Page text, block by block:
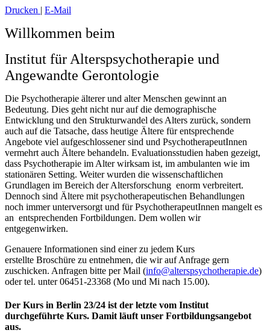
Drucken | E-Mail
Willkommen beim
Institut für Alterspsychotherapie und
Angewandte Gerontologie
Die Psychotherapie älterer und alter Menschen gewinnt an
Bedeutung. Dies geht nicht nur auf die demographische
Entwicklung und den Strukturwandel des Alters zurück, sondern
auch auf die Tatsache, dass heutige Ältere für entsprechende
Angebote viel aufgeschlossener sind und PsychotherapeutInnen
vermehrt auch Ältere behandeln. Evaluationsstudien haben gezeigt,
dass Psychotherapie im Alter wirksam ist, im ambulanten wie im
stationären Setting. Weiter wurden die wissenschaftlichen
Grundlagen im Bereich der Altersforschung enorm verbreitert.
Dennoch sind Ältere mit psychotherapeutischen Behandlungen
noch immer unterversorgt und für PsychotherapeutInnen mangelt es
an entsprechenden Fortbildungen. Dem wollen wir
entgegenwirken.
Genauere Informationen sind einer zu jedem Kurs
erstellte Broschüre zu entnehmen, die wir auf Anfrage gern
zuschicken. Anfragen bitte per Mail (info@alterspsychotherapie.de)
oder tel. unter 06451-23368 (Mo und Mi nach 15.00).
Der Kurs in Berlin 23/24 ist der letzte vom Institut
durchgeführte Kurs. Damit läuft unser Fortbildungsangebot
aus.